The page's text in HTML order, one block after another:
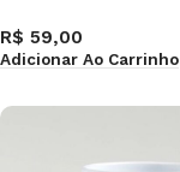
R$ 59,00
Adicionar Ao Carrinho